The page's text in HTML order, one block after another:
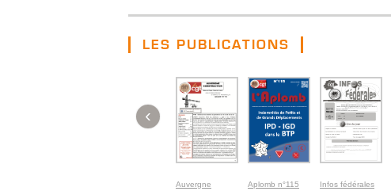
LES PUBLICATIONS
Auvergne
Aplomb n°115
Infos fédérales
‹